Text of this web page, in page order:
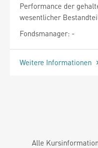
Performance der
wesentlicher
Fondsmanager: -
Weitere Informationen
Alle